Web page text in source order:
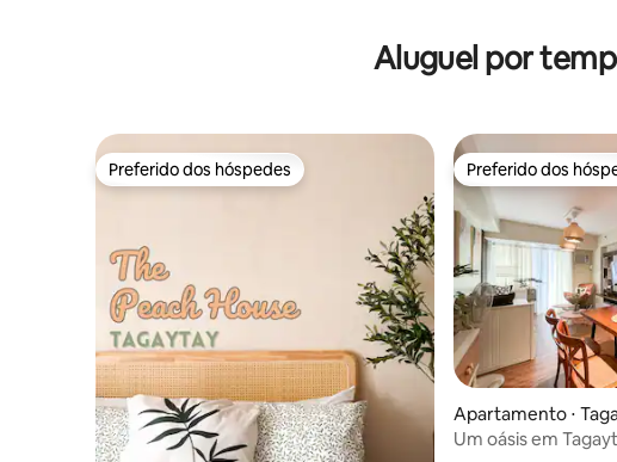
Aluguel por
Preferido dos hóspedes
Preferido dos hóspedes Preferido dos
Preferido dos
Apartamento ⋅
Um oásis em